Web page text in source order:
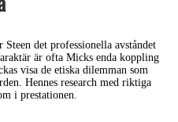
Steen det professionella avståndet
är ofta Micks enda koppling
visa de etiska dilemman som
Hennes research med riktiga
i prestationen.